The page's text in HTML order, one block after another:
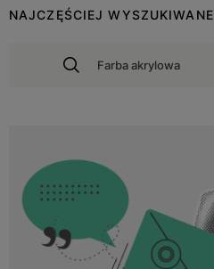
NAJCZĘŚCIEJ WYSZUKIWANE
Farba akrylowa